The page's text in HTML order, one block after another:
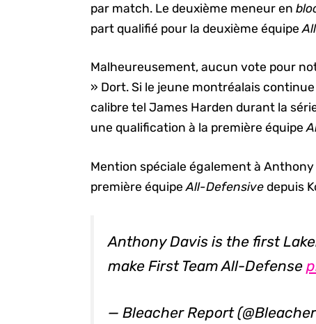
par match. Le deuxième meneur en
part qualifié pour la deuxième équipe
Malheureusement, aucun vote pour
» Dort. Si le jeune montréalais
calibre tel James Harden durant la
une qualification à la première équipe
Mention spéciale également à
première équipeAll-Defensive depuis
Anthony Davis is the first
make First Team All-Defense
— Bleacher Report